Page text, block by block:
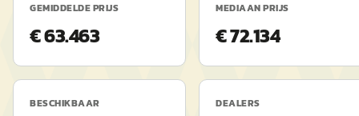
GEMIDDELDE PRIJS
€ 63.463
MEDIAAN PRIJS
€ 72.134
BESCHIKBAAR DEALERS